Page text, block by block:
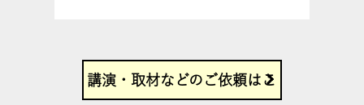
講演・取材などのご依頼はこ